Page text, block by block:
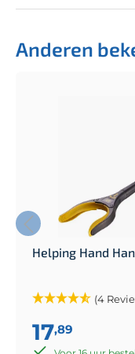
Anderen
Helping Hand
(4
17,89